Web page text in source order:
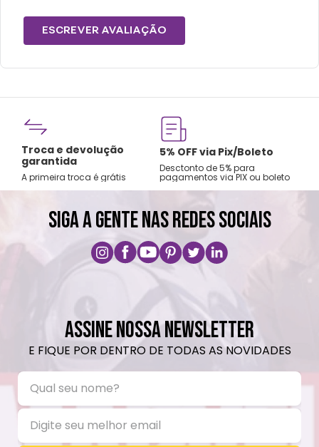
ESCREVER AVALIAÇÃO
Troca e devolução
garantida
A primeira troca é grátis
5% OFF via Pix/Boleto
Desctonto de 5% para
pagamentos via PIX ou boleto
SIGA A GENTE NAS REDES SOCIAIS
ASSINE NOSSA NEWSLETTER
E FIQUE POR DENTRO DE TODAS AS NOVIDADES